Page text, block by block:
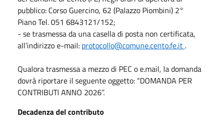
pubblico: Corso Guercino, 62 (Palazzo Piombini) 2°
Piano Tel. 051 6843121/152;
- se trasmessa da una casella di posta non certificata,
all’indirizzo e-mail: protocollo@comune.cento.fe.it .
Qualora trasmessa a mezzo di PEC o e.mail, la domanda
dovrà riportare il seguente oggetto: “DOMANDA PER
CONTRIBUTI ANNO 2026”.
Decadenza del contributo